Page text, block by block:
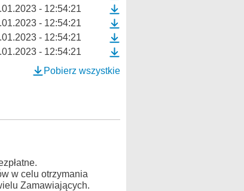
- 12:54:21
- 12:54:21
- 12:54:21
- 12:54:21
Pobierz wszystkie
w celu otrzymania
Zamawiających.